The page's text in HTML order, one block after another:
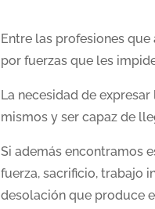
Entre las profesiones
por fuerzas que les
La necesidad de
mismos y ser capaz de
Si además encontramos
fuerza, sacrificio, trabajo
desolación que produce